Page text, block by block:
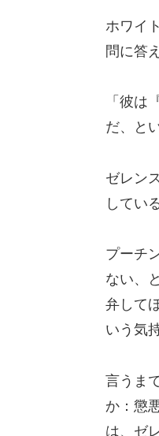
ホワイ
問に答
「彼は
だ、と
ゼレン
してい
プーチ
ない、
弁して
いう気
言うま
か：懲
は、ゼ